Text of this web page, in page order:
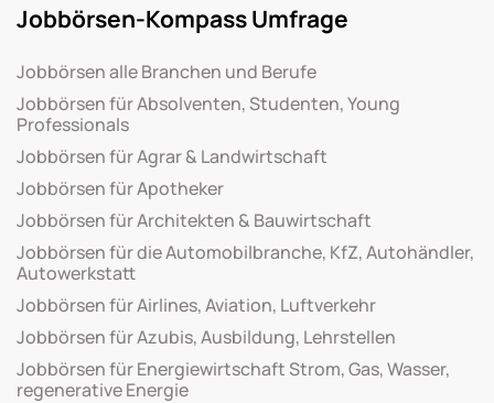
Jobbörsen-Kompass Umfrage
Jobbörsen alle Branchen und Berufe
Jobbörsen für Absolventen, Studenten, Young
Professionals
Jobbörsen für Agrar & Landwirtschaft
Jobbörsen für Apotheker
Jobbörsen für Architekten & Bauwirtschaft
Jobbörsen für die Automobilbranche, KfZ, Autohändler,
Autowerkstatt
Jobbörsen für Airlines, Aviation, Luftverkehr
Jobbörsen für Azubis, Ausbildung, Lehrstellen
Jobbörsen für Energiewirtschaft Strom, Gas, Wasser,
regenerative Energie